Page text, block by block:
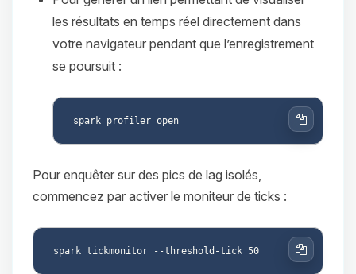
les résultats en temps réel directement dans
votre navigateur pendant que l’enregistrement
se poursuit :
Copier
Pour enquêter sur des pics de lag isolés,
commencez par activer le moniteur de ticks :
Copier